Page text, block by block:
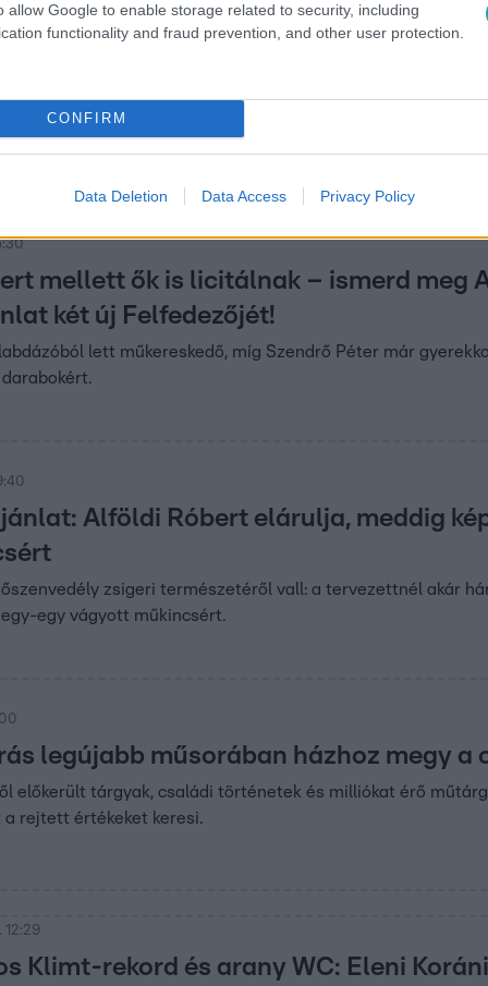
allow Google to enable storage related to security, including
functionality and fraud prevention, and other user protection.
CONFIRM
Data Deletion Data Access Privacy Policy
indul az RTL műtárgy-felfedező
a képernyőre!
A legjobb ajánlat, amelyben régiségekre és különleges
mellett ők is licitálnak – ismerd meg
két új Felfedezőjét!
lett műkereskedő, míg Szendrő Péter már
Alföldi Róbert elárulja, meddig
zsigeri természetéről vall: a tervezettnél akár
egy vágyott műkincsért.
legújabb műsorában házhoz megy a
előkerült tárgyak, családi történetek és milliókat érő
a rejtett értékeket keresi.
Klimt-rekord és arany WC: Eleni